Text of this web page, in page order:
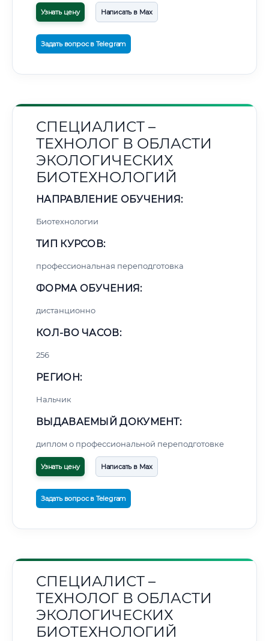
Узнать цену Написать в Max
Задать вопрос в Telegram
СПЕЦИАЛИСТ –
ТЕХНОЛОГ В ОБЛАСТИ
ЭКОЛОГИЧЕСКИХ
БИОТЕХНОЛОГИЙ
НАПРАВЛЕНИЕ ОБУЧЕНИЯ:
Биотехнологии
ТИП КУРСОВ:
профессиональная переподготовка
ФОРМА ОБУЧЕНИЯ:
дистанционно
КОЛ-ВО ЧАСОВ:
256
РЕГИОН:
Нальчик
ВЫДАВАЕМЫЙ ДОКУМЕНТ:
диплом о профессиональной переподготовке
Узнать цену Написать в Max
Задать вопрос в Telegram
СПЕЦИАЛИСТ –
ТЕХНОЛОГ В ОБЛАСТИ
ЭКОЛОГИЧЕСКИХ
БИОТЕХНОЛОГИЙ